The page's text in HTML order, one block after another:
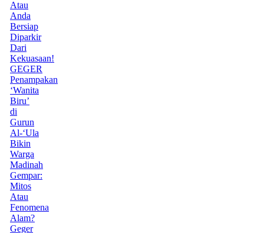
Atau
Anda
Bersiap
Diparkir
Dari
Kekuasaan!
GEGER
Penampakan
‘Wanita
Biru’
di
Gurun
Al-‘Ula
Bikin
Warga
Madinah
Gempar:
Mitos
Atau
Fenomena
Alam?
Geger